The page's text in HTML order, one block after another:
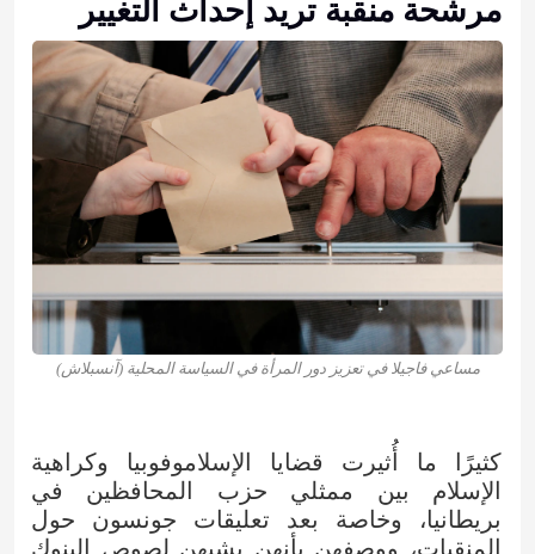
مرشحة منقبة تريد إحداث التغيير
مساعي فاجيلا في تعزيز دور المرأة في السياسة المحلية (آنسبلاش)
كثيرًا ما أُثيرت قضايا الإسلاموفوبيا وكراهية
الإسلام بين ممثلي حزب المحافظين في
بريطانيا، وخاصة بعد تعليقات جونسون حول
المنقبات، ووصفهن بأنهن يشبهن لصوص البنوك